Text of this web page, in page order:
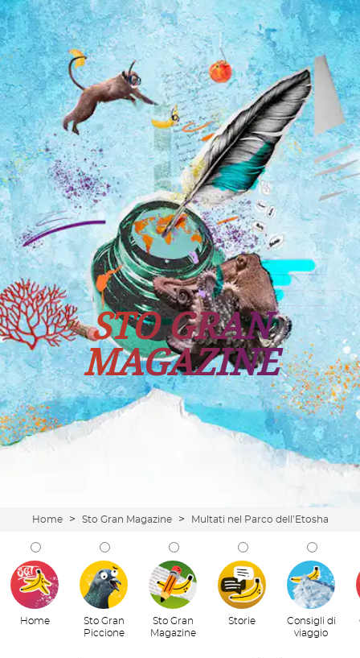
Tutti i viaggi Prossime partenze
STO GRAN
MAGAZINE
Home > Sto Gran Magazine > Multati nel Parco dell’Etosha
Home
Sto Gran
Piccione
Sto Gran
Magazine
Storie
Consigli di
viaggio